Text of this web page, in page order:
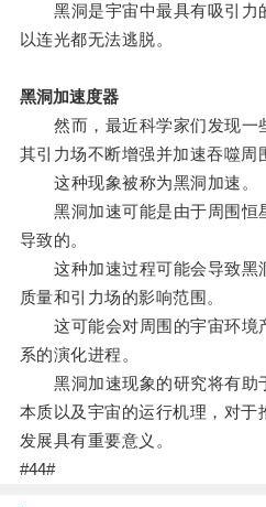
黑洞是宇宙中最具有吸引力
以连光都无法逃脱。
黑洞加速度器
然而，最近科学家们发现一
其引力场不断增强并加速吞噬周
这种现象被称为黑洞加速。
黑洞加速可能是由于周围恒
导致的。
这种加速过程可能会导致黑
质量和引力场的影响范围。
这可能会对周围的宇宙环境
系的演化进程。
黑洞加速现象的研究将有助
本质以及宇宙的运行机理，对于
发展具有重要意义。
#44#